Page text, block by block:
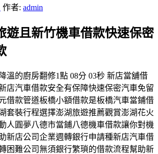
作者: admin
遊且新竹機車借款快速保密
溫的廚房翻修1點 08分 03秒 新店當舖借
店汽車借款安全有保障快速保密汽車免留
借款管道板橋小額借款是板橋汽車當鋪借
套裝行程選擇澎湖旅遊推薦觀賞澎湖花火
人圓夢八德市當鋪八德機車借款讓你對機
新店公司企業週轉銀行申請種新店汽車借
困難公司無須銀行繁瑣的借款流程幫助新